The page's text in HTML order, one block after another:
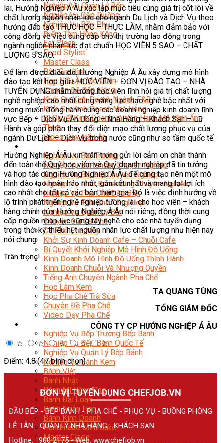
Nghiệp Vụ Quản Lý Bếp
Nghiệp Vụ Cấp Dưỡng
Nghiệp Vụ Bếp Phụ
Điểm Tâm Hồng Kông
Eat Clean
Food Stylist
Master Class
Bếp Gia Đình
Học Nấu Ăn Mở Quán
Chuyên Đề Bếp Nóng
Khởi Sự Kinh Doanh Ngành F&B
Khởi Sự Kinh Doanh Nhà Hàng
Bí Quyết Kinh Doanh và Vận Hành Mô Hình Ẩm
Thực
Video Dạy Nấu Ăn
Nghiệp Vụ Bar Trưởng
Nghiệp Vụ Bartender Chuyên Nghiệp
Nghiệp Vụ Barista Chuyên Nghiệp
Nghiệp Vụ Flair Bartending Chuyên Nghiệp
Nghiệp Vụ Pha Chế Đặc Biệt
Nghiệp Vụ Pha Chế Tổng Hợp
Nghiệp Vụ Quản Lý Bar
Chuyên Gia Cà Phê
Cà Phê Pha Máy
Khởi Sự Kinh Doanh Cafe – Chuỗi Cafe
Bí Quyết Khởi Nghiệp Mô Hình Đồ Uống
Kinh Doanh Mô Hình Đồ Uống Thịnh Hành
Kinh Doanh Chuỗi Và Nhượng Quyền
Tiếng Anh Chuyên Ngành Pha Chế
Học Làm Kem
Học Pha Chế Trà Sữa
Chuyên Đề Pha Chế
Video Dạy Pha Chế
Nghiệp Vụ Bếp Trưởng Bếp Bánh
Nghiệp Vụ Bếp Bánh Quốc Tế
Nghiệp Vụ Quản Lý Bếp Bánh
Nghiệp Vụ Bánh Kem
Bánh Việt
Bánh Nhật
Bánh Mì Nâng Cao
Bánh Đài Loan
Bánh Ngắn Hạn
Bánh Kinh Doanh
Handmade Mini Cake
Master Class
lai, Hướng Nghiệp Á Âu xác lập mục tiêu cùng giá trị cốt lõi về
chất lượng nguồn nhân lực cho ngành Du Lịch và Dịch Vụ theo
hướng đào tạo THỰC HỌC – THỰC LÀM, nhằm đảm bảo với
cộng đồng về việc cung cấp cho thị trường lao động trong
ngành nguồn nhân lực đạt chuẩn HỌC VIÊN 5 SAO – CHẤT
LƯỢNG 5 SAO.
Để làm được điều đó, Hướng Nghiệp Á Âu xây dựng mô hình
đào tạo kết hợp giữa HỌC VIÊN – ĐƠN VỊ ĐÀO TẠO – NHÀ
TUYỂN DỤNG nhằm hướng học viên lĩnh hội giá trị chất lượng
nghề nghiệp cao nhất cùng năng lực thạo nghề bậc nhất với
mong muốn đồng hành cùng các doanh nghiệp kinh doanh lĩnh
vực Bếp – Dịch Vụ Ăn Uống – Nhà Hàng – Khách Sạn – Lữ
Hành và góp phần thay đổi diện mạo chất lượng phục vụ của
ngành Du Lịch – Dịch Vụ trong nước cũng như so tầm quốc tế.
Hướng Nghiệp Á Âu xin trân trọng gửi lời cảm ơn chân thành
đến toàn thể Quý học viên và Quý doanh nghiệp đã tin tưởng
và hợp tác cùng Hướng Nghiệp Á Âu để cùng tạo nên một mô
hình đào tạo hoàn hảo nhất, gắn kết nhất và mang lại lợi ích
cao nhất cho tất cả các bên tham gia. Đó là việc định hướng về
lộ trình phát triển nghề nghiệp tương lai cho học viên – khách
hàng chính của Hướng Nghiệp Á Âu nói riêng; đồng thời cung
cấp nguồn nhân lực vững tay nghề cho các nhà tuyển dụng
trong thời kỳ thiếu hụt nguồn nhân lực chất lượng như hiện nay
nói chung.
Trân trọng!
TẠ QUANG TÙNG
TỔNG GIÁM ĐỐC
CÔNG TY CP HƯỚNG NGHIỆP Á ÂU
☆
☆ ☆ ☆
☆
Điểm: 4.8 (47 bình chọn)
ĐƠN VỊ TUYỂN DỤNG CHEFJOB.VN
ĐẦU BẾP - BẾP BÁNH - PHA CHẾ - PHỤC VỤ - BUỒNG PHÒNG
LỄ TÂN - QUẢN LÝ NHÀ HÀNG - KHÁCH SẠN
Hotline: 1900 2175 - Web: www.chefjob.vn